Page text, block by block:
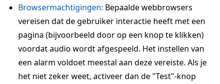
Browsermachtigingen: Bepaalde webbrowsers
vereisen dat de gebruiker interactie heeft met een
pagina (bijvoorbeeld door op een knop te klikken)
voordat audio wordt afgespeeld. Het instellen van
een alarm voldoet meestal aan deze vereiste. Als je
het niet zeker weet, activeer dan de "Test"-knop